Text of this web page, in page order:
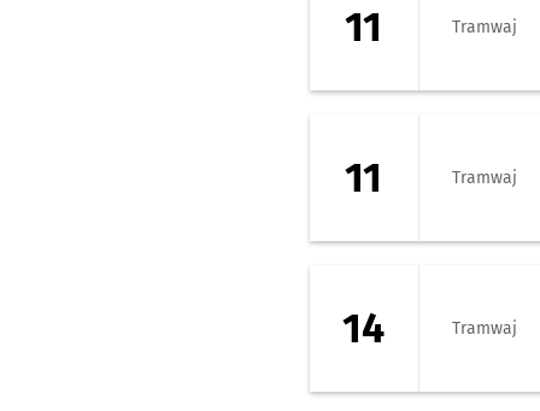
11 Tramwaj
11 Tramwaj
14 Tramwaj